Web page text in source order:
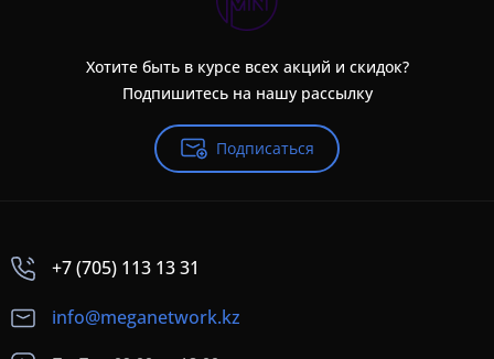
Хотите быть в курсе всех акций и скидок?
Подпишитесь на нашу рассылку
Подписаться
+7 (705) 113 13 31
info@meganetwork.kz